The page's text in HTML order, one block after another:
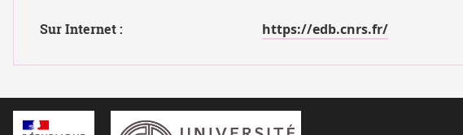
Sur Internet : https://edb.cnrs.fr/